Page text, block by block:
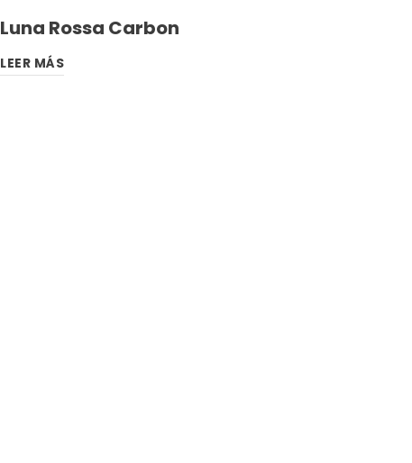
Luna Rossa Carbon
LEER MÁS